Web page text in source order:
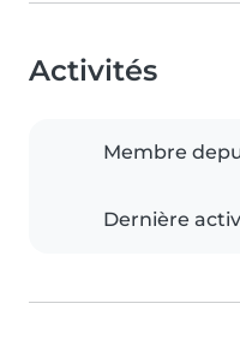
Activités
Membre
Dernière